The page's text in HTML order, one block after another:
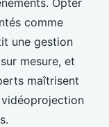
comme
une gestion
mesure, et
maîtrisent